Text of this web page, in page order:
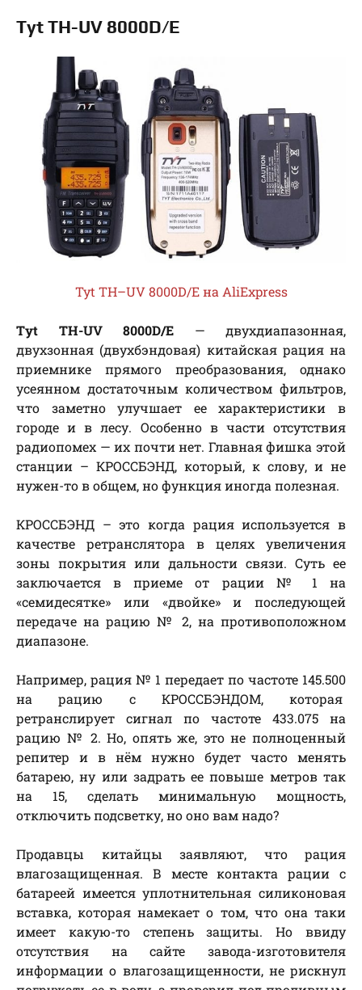
Tyt TH-UV 8000D/E
Tyt TH–UV 8000D/E на AliExpress
Tyt TH-UV 8000D/E — двухдиапазонная,
двухзонная (двухбэндовая) китайская рация на
приемнике прямого преобразования, однако
усеянном достаточным количеством фильтров,
что заметно улучшает ее характеристики в
городе и в лесу. Особенно в части отсутствия
радиопомех — их почти нет. Главная фишка этой
станции – КРОССБЭНД, который, к слову, и не
нужен-то в общем, но функция иногда полезная.
КРОССБЭНД – это когда рация используется в
качестве ретранслятора в целях увеличения
зоны покрытия или дальности связи. Суть ее
заключается в приеме от рации № 1 на
«семидесятке» или «двойке» и последующей
передаче на рацию № 2, на противоположном
диапазоне.
Например, рация № 1 передает по частоте 145.500
на рацию с КРОССБЭНДОМ, которая
ретранслирует сигнал по частоте 433.075 на
рацию № 2. Но, опять же, это не полноценный
репитер и в нём нужно будет часто менять
батарею, ну или задрать ее повыше метров так
на 15, сделать минимальную мощность,
отключить подсветку, но оно вам надо?
Продавцы китайцы заявляют, что рация
влагозащищенная. В месте контакта рации с
батареей имеется уплотнительная силиконовая
вставка, которая намекает о том, что она таки
имеет какую-то степень защиты. Но ввиду
отсутствия на сайте завода-изготовителя
информации о влагозащищенности, не рискнул